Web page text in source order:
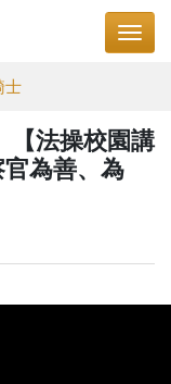
士
【法操校園講
為善、為